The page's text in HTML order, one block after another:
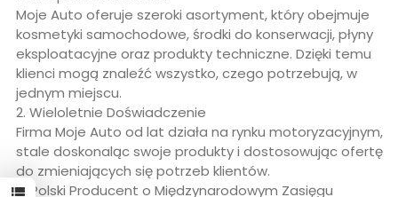
Moje Auto oferuje szeroki asortyment, który obejmuje
kosmetyki samochodowe, środki do konserwacji, płyny
eksploatacyjne oraz produkty techniczne. Dzięki temu
klienci mogą znaleźć wszystko, czego potrzebują, w
jednym miejscu.
2. Wieloletnie Doświadczenie
Firma Moje Auto od lat działa na rynku motoryzacyjnym,
stale doskonaląc swoje produkty i dostosowując ofertę
do zmieniających się potrzeb klientów.
3. Polski Producent o Międzynarodowym Zasięgu